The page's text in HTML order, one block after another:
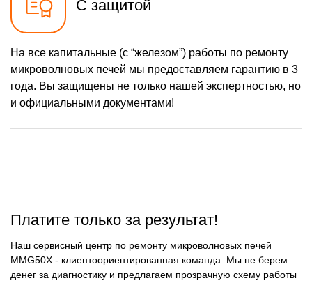
С защитой
На все капитальные (с “железом”) работы по ремонту
микроволновых печей мы предоставляем гарантию в 3
года. Вы защищены не только нашей экспертностью, но
и официальными документами!
Платите только за результат!
Наш сервисный центр по ремонту микроволновых печей
MMG50X - клиентоориентированная команда. Мы не берем
денег за диагностику и предлагаем прозрачную схему работы